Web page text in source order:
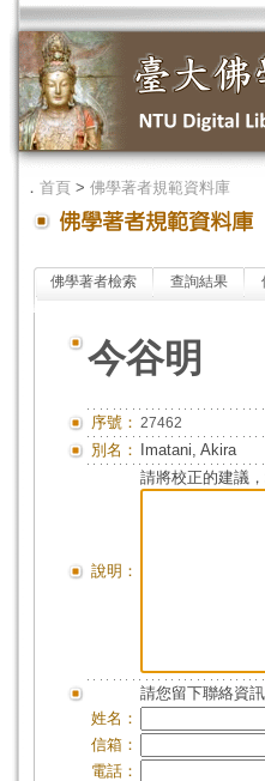
． 首頁 > 佛學著者規範資料庫
佛學著者檢索 查詢結果
今谷明
序號： 27462
別名： Imatani, Akira
說明：
請將校正的建議
請您留下聯絡資
姓名：
信箱：
電話：